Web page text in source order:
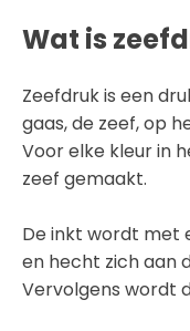
Wat is
Zeefdruk is een
gaas, de zeef, op
Voor elke kleur in
zeef gemaakt.
De inkt wordt met
en hecht zich aan
Vervolgens wordt